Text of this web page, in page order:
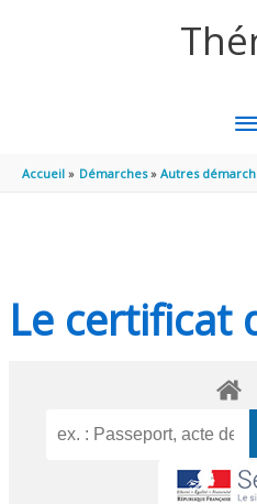
Accueil Démarches Autres
Le certificat